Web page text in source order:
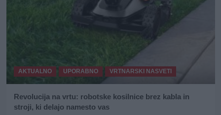
AKTUALNO UPORABNO VRTNARSKI NASVETI
Revolucija na vrtu: robotske kosilnice brez kabla in
stroji, ki delajo namesto vas